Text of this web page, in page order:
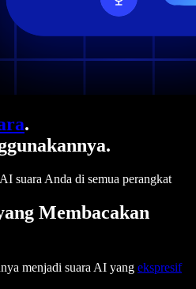
.
suara Anda di semua perangkat
Membacakan
menjadi suara AI yang ekspresif